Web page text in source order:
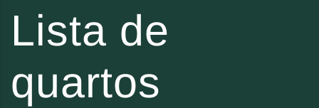
Lista de
quartos